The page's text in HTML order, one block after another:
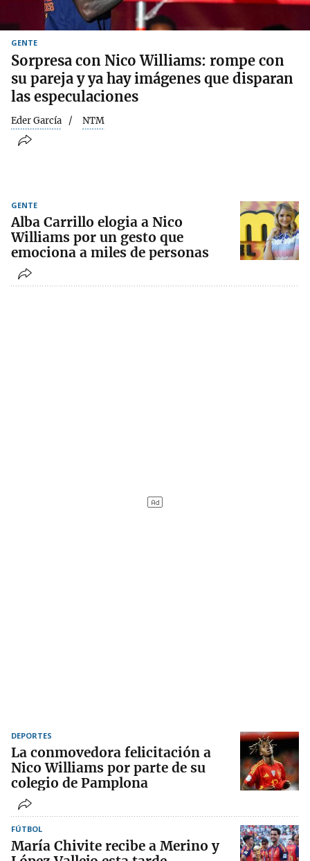
GENTE
Sorpresa con Nico Williams: rompe con
su pareja y ya hay imágenes que disparan
las especulaciones
Eder García NTM
GENTE
Alba Carrillo elogia a Nico
Williams por un gesto que
emociona a miles de personas
DEPORTES
La conmovedora felicitación a
Nico Williams por parte de su
colegio de Pamplona
FÚTBOL
María Chivite recibe a Merino y